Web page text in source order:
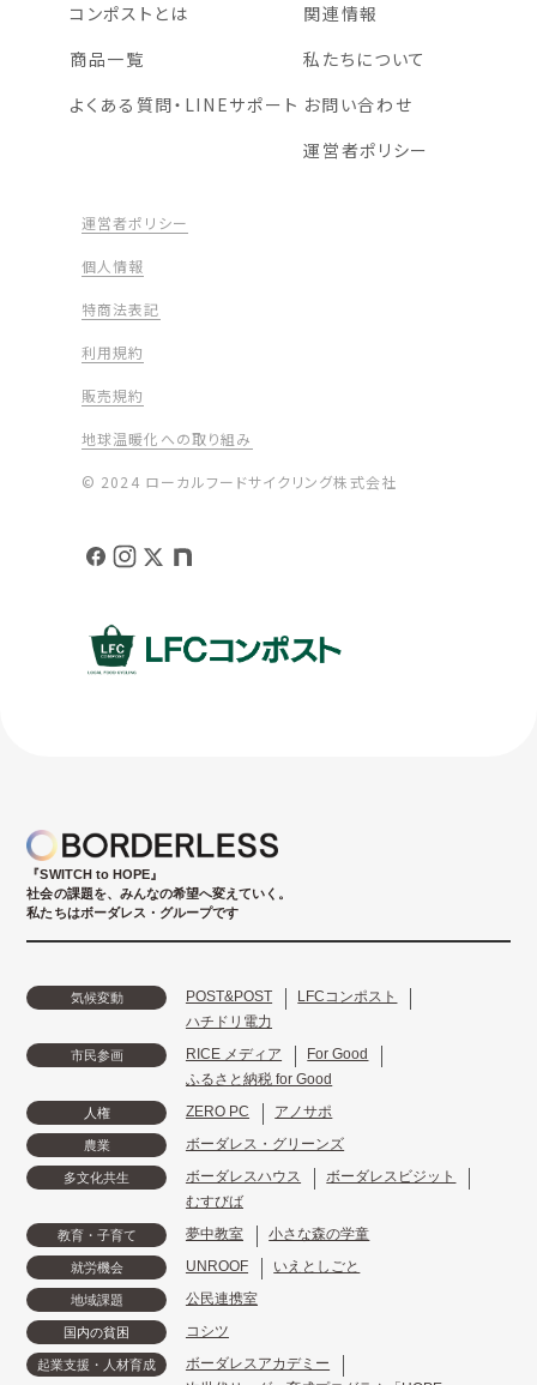
コンポストとは
商品一覧
よくある質問・LINEサポート
関連情報
私たちについて
お問い合わせ
運営者ポリシー
© 2024 ローカルフードサイクリング株式会社
運営者ポリシー
個人情報
特商法表記
利用規約
販売規約
地球温暖化への取り組み
『SWITCH to HOPE』
社会の課題を、みんなの希望へ変えていく。
私たちはボーダレス・グループです
気候変動 POST&POST
LFCコンポスト
ハチドリ電力
市民参画 RICE メディア
For Good
ふるさと納税 for Good
人権 ZERO PC アノサポ
農業 ボーダレス・グリーンズ
多文化共生 ボーダレスハウス
ボーダレスビジット
むすびば
教育・子育て 夢中教室 小さな森の学童
就労機会 UNROOF いえとしごと
地域課題 公民連携室
国内の貧困 コシツ
起業支援・人材育成
ボーダレスアカデミー